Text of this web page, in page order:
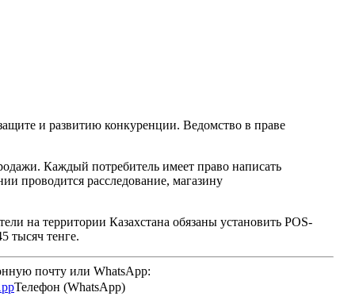
и развитию конкуренции. Ведомство в праве
Каждый потребитель имеет право написать
проводится расследование, магазину
на территории Казахстана обязаны установить POS-
тысяч тенге.
почту или WhatsApp:
Телефон (WhatsApp)